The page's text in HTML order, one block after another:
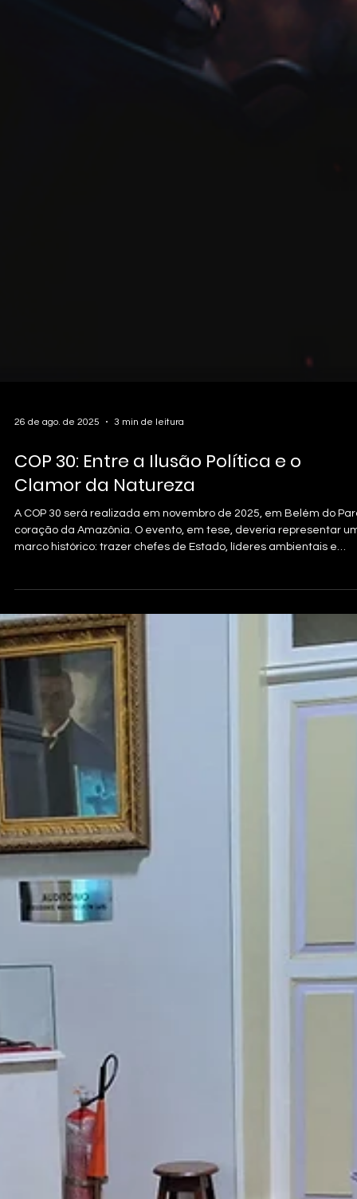
COP 30: Entre a Ilusão Política e o
Clamor da Natureza
A COP 30 será realizada em novembro de 2025, em Belém do
coração da Amazônia. O evento, em tese, deveria representar